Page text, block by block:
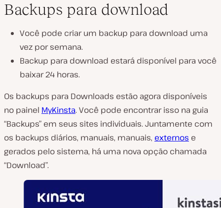
Backups para download
Você pode criar um backup para download uma
vez por semana.
Backup para download estará disponível para você
baixar 24 horas.
Os backups para Downloads estão agora disponíveis
no painel MyKinsta. Você pode encontrar isso na guia
“Backups” em seus sites individuais. Juntamente com
os backups diários, manuais, manuais, externos e
gerados pelo sistema, há uma nova opção chamada
“Download”.